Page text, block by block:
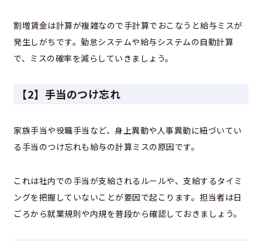
割増賃金は計算が複雑なので手計算でおこなうと給与ミスが
発生しがちです。勤怠システムや給与システムの自動計算
で、ミスの確率を減らしていきましょう。
【2】手当のつけ忘れ
家族手当や役職手当など、身上異動や人事異動に紐づいてい
る手当のつけ忘れも給与の計算ミスの原因です。
これは社内での手当が支給されるルールや、支給するタイミ
ングを把握していないことが要因で起こります。担当者は日
ごろから就業規則や内規を普段から確認しておきましょう。